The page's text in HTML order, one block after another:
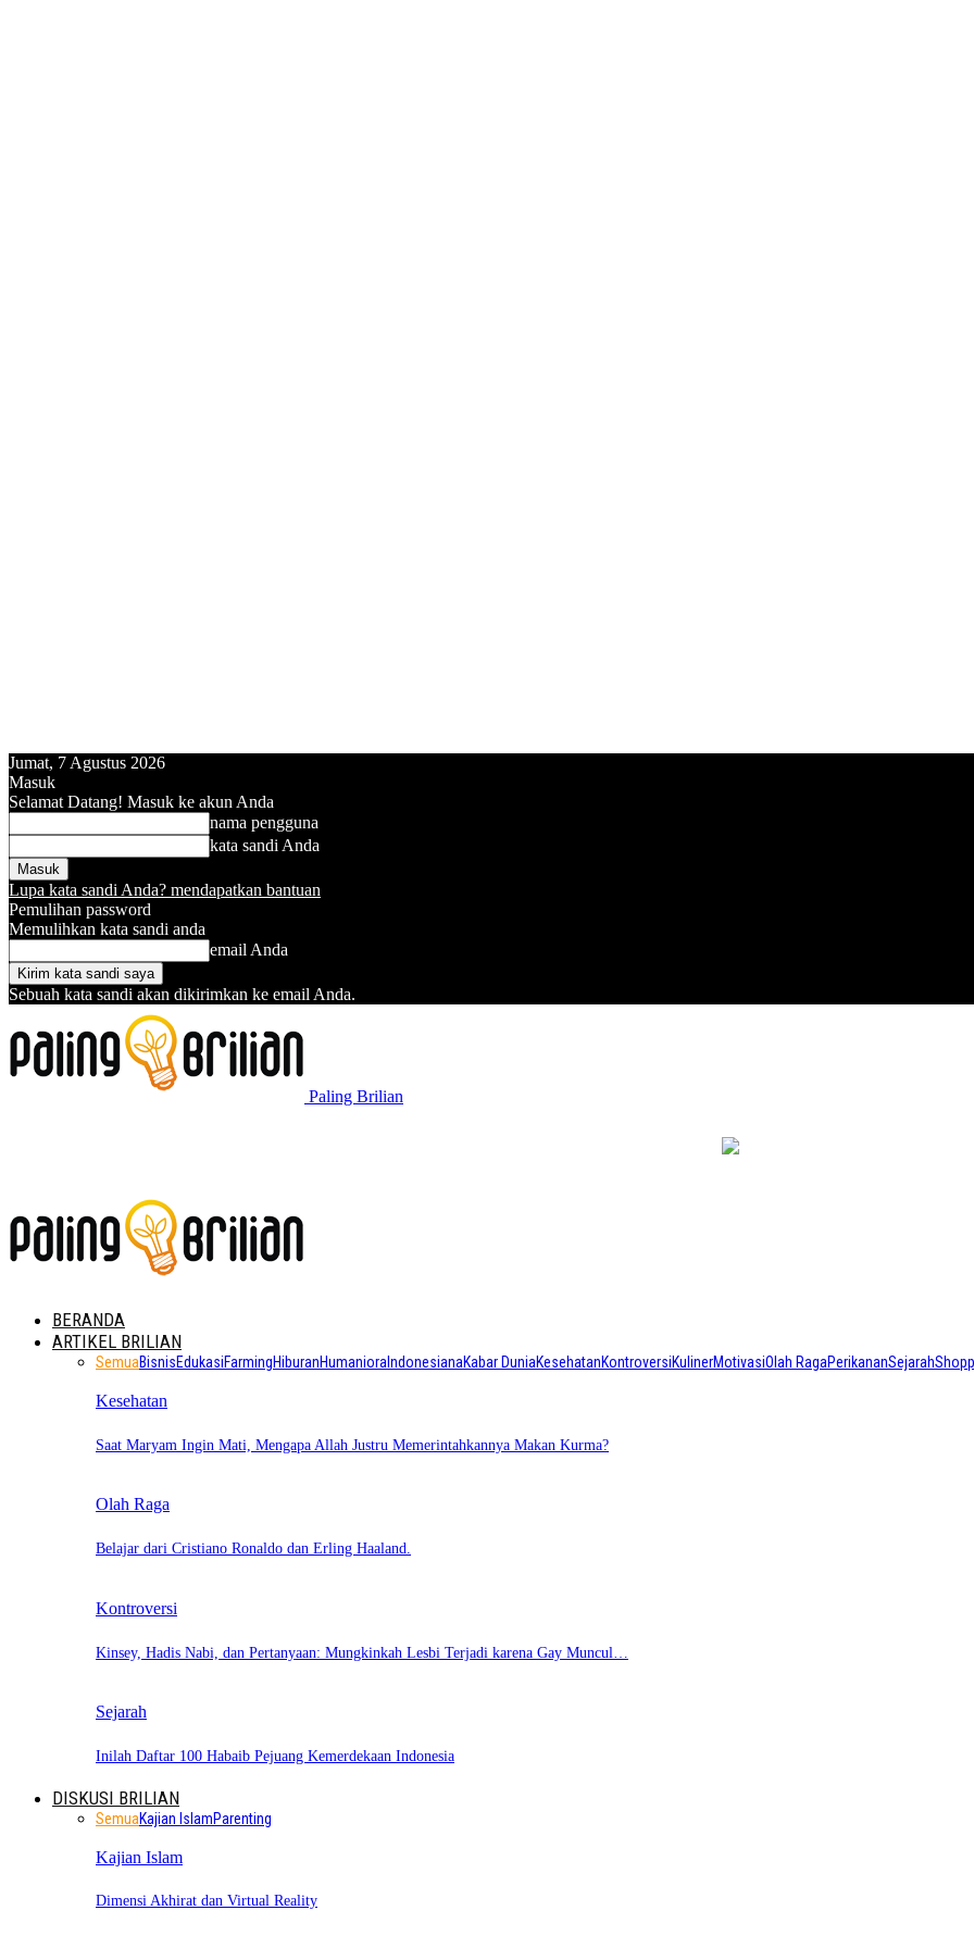
Jumat, 7 Agustus 2026
Masuk
Selamat Datang! Masuk ke akun Anda
nama pengguna
kata sandi Anda
Lupa kata sandi Anda? mendapatkan bantuan
Pemulihan password
Memulihkan kata sandi anda
email Anda
Sebuah kata sandi akan dikirimkan ke email Anda.
Paling Brilian
BERANDA
ARTIKEL BRILIAN
SemuaBisnisEdukasiFarmingHiburanHumaniora IndonesianaKabar DuniaKesehatanKontroversiKulinerMotivasiOlah RagaPerikananSejarah
Kesehatan
Saat Maryam Ingin Mati, Mengapa Allah Justru Memerintahkannya Makan Kurma?
Olah Raga
Belajar dari Cristiano Ronaldo dan Erling Haaland.
Kontroversi
Kinsey, Hadis Nabi, dan Pertanyaan: Mungkinkah Lesbi Terjadi karena Gay Muncul…
Sejarah
Inilah Daftar 100 Habaib Pejuang Kemerdekaan Indonesia
DISKUSI BRILIAN
SemuaKajian IslamParenting
Kajian Islam
Dimensi Akhirat dan Virtual Reality